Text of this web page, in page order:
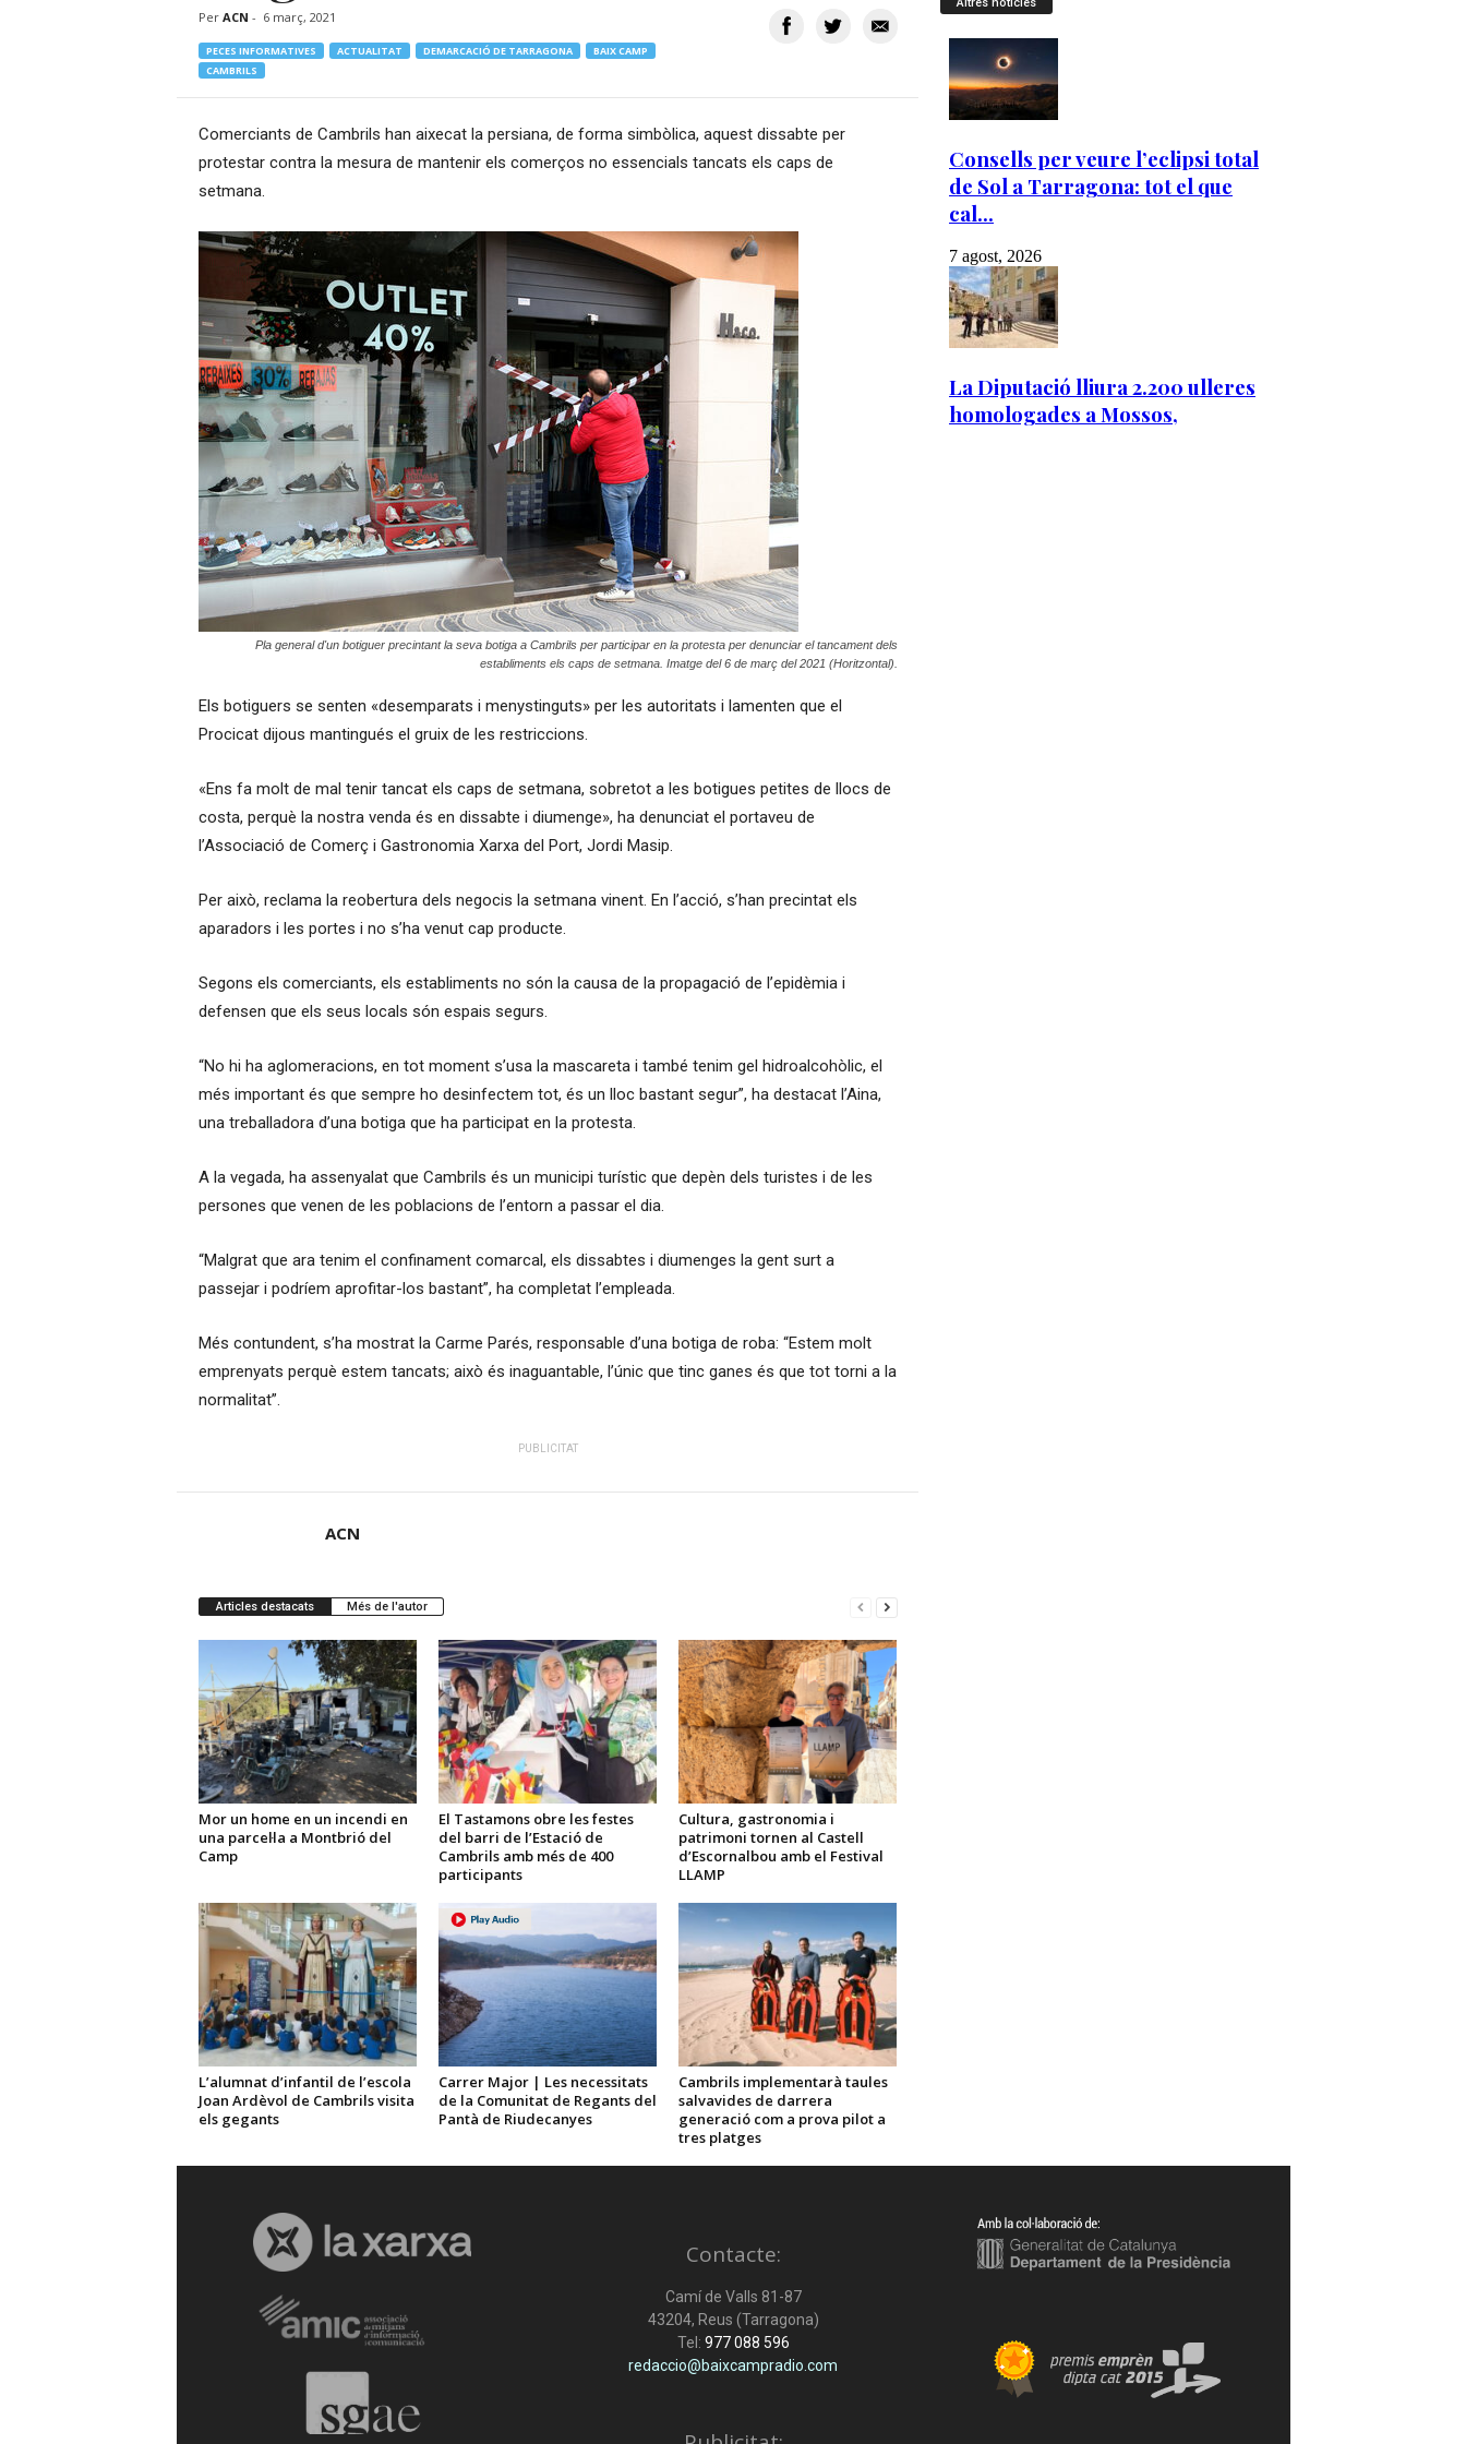
Per ACN - 6 març, 2021
PECES INFORMATIVES ACTUALITAT DEMARCACIÓ DE TARRAGONA
BAIX CAMP
CAMBRILS
Comerciants de Cambrils han aixecat la persiana, de forma simbòlica, aquest dissabte per
protestar contra la mesura de mantenir els comerços no essencials tancats els caps de
setmana.
Pla general d'un botiguer precintant la seva botiga a Cambrils per participar en la protesta per denunciar el tancament dels
establiments els caps de setmana. Imatge del 6 de març del 2021 (Horitzontal).
Els botiguers se senten «desemparats i menystinguts» per les autoritats i lamenten que el
Procicat dijous mantingués el gruix de les restriccions.
«Ens fa molt de mal tenir tancat els caps de setmana, sobretot a les botigues petites de llocs de
costa, perquè la nostra venda és en dissabte i diumenge», ha denunciat el portaveu de
l’Associació de Comerç i Gastronomia Xarxa del Port, Jordi Masip.
Per això, reclama la reobertura dels negocis la setmana vinent. En l’acció, s’han precintat els
aparadors i les portes i no s’ha venut cap producte.
Segons els comerciants, els establiments no són la causa de la propagació de l’epidèmia i
defensen que els seus locals són espais segurs.
“No hi ha aglomeracions, en tot moment s’usa la mascareta i també tenim gel hidroalcohòlic, el
més important és que sempre ho desinfectem tot, és un lloc bastant segur”, ha destacat l’Aina,
una treballadora d’una botiga que ha participat en la protesta.
A la vegada, ha assenyalat que Cambrils és un municipi turístic que depèn dels turistes i de les
persones que venen de les poblacions de l’entorn a passar el dia.
“Malgrat que ara tenim el confinament comarcal, els dissabtes i diumenges la gent surt a
passejar i podríem aprofitar-los bastant”, ha completat l’empleada.
Més contundent, s’ha mostrat la Carme Parés, responsable d’una botiga de roba: “Estem molt
emprenyats perquè estem tancats; això és inaguantable, l’únic que tinc ganes és que tot torni a la
normalitat”.
PUBLICITAT
ACN
Articles destacats Més de l'autor
Mor un home en un incendi en
una parcel·la a Montbrió del
Camp
El Tastamons obre les festes
del barri de l’Estació de
Cambrils amb més de 400
participants
Cultura, gastronomia i
patrimoni tornen al Castell
d’Escornalbou amb el Festival
LLAMP
L’alumnat d’infantil de l’escola
Joan Ardèvol de Cambrils visita
els gegants
Carrer Major | Les necessitats
de la Comunitat de Regants del
Pantà de Riudecanyes
Cambrils implementarà taules
salvavides de darrera
generació com a prova pilot a
tres platges
Contacte:
Camí de Valls 81-87
43204, Reus (Tarragona)
Tel: 977 088 596
redaccio@baixcampradio.com